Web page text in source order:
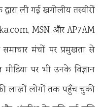
ली गई खगोलीय तस्वीरों
MSN और AP7AM
समाचार मंचों पर प्रमुखता से
पर भी उनके विज्ञान
लाखों लोगों तक पहुँच चुकी